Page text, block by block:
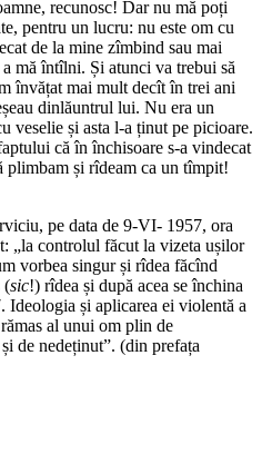
recunosc! Dar nu mă poți
pentru un lucru: nu este om cu
de la mine zîmbind sau mai
mă întîlni. Și atunci va trebui să
învățat mai mult decît în trei ani
dinlăuntrul lui. Nu era un
veselie și asta l-a ținut pe picioare.
că în închisoare s-a vindecat
plimbam și rîdeam ca un tîmpit!
pe data de 9-VI- 1957, ora
„la controlul făcut la vizeta ușilor
vorbea singur și rîdea făcînd
(sic!) rîdea și după acea se închina
Ideologia și aplicarea ei violentă a
al unui om plin de
de nedeținut”. (din prefața